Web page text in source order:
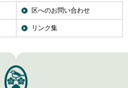
区へのお問い合わせ
リンク集